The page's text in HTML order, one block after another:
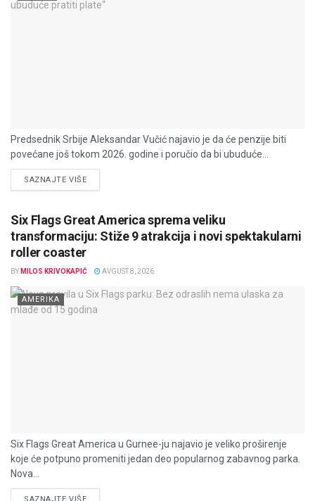
Predsednik Srbije Aleksandar Vučić najavio je da će penzije biti
povećane još tokom 2026. godine i poručio da bi ubuduće...
SAZNAJTE VIŠEDETAILS
Six Flags Great America sprema veliku
transformaciju: Stiže 9 atrakcija i novi spektakularni
roller coaster
BY MILOS KRIVOKAPIĆ AVGUST 8, 2026
AMERIKA
Six Flags Great America u Gurnee-ju najavio je veliko proširenje
koje će potpuno promeniti jedan deo popularnog zabavnog parka.
Nova...
SAZNAJTE VIŠEDETAILS